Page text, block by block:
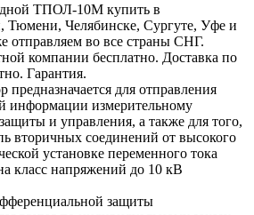
ТПОЛ-10М купить в
Тюмени, Челябинске, Сургуте, Уфе и
отправляем во все страны СНГ.
компании бесплатно. Доставка по
Гарантия.
для отправления
информации измерительному
и управления, а также для того,
вторичных соединений от высокого
установке переменного тока
класс напряжений до 10 кВ
защиты